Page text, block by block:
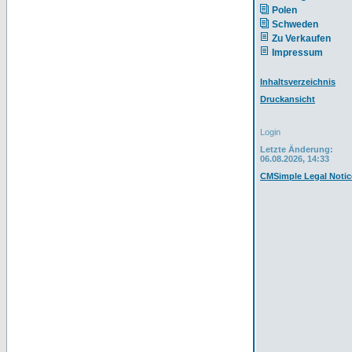
Polen
Schweden
Zu Verkaufen
Impressum
Inhaltsverzeichnis
Druckansicht
Login
Letzte Änderung:
06.08.2026, 14:33
CMSimple Legal